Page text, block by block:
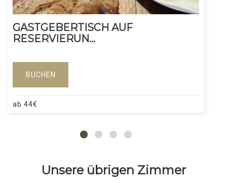
GASTGEBERTISCH AUF
RESERVIERUN...
BUCHEN
ab 44€
Unsere übrigen Zimmer